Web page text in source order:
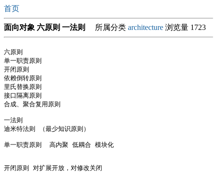
首页
面向对象 六原则 一法则 所属分类 architecture 浏览量 1723
六原则
单一职责原则
开闭原则
依赖倒转原则
里氏替换原则
接口隔离原则
合成、聚合复用原则
一法则
迪米特法则 （最少知识原则）
单一职责原则  高内聚 低耦合 模块化
开闭原则 对扩展开放，对修改关闭